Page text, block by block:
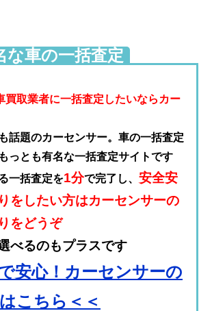
な車の一括査定
買取業者に一括査定したいならカー
話題のカーセンサー。車の一括査定
っとも有名な一括査定サイトです
一括査定を1分で完了し、 安全安
をしたい方はカーセンサーの
をどうぞ
べるのもプラスです
安心！カーセンサーの
こちら＜＜